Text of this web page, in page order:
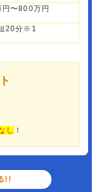
円〜800万円
20分※1
し ！
!!